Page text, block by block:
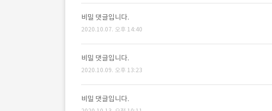
비밀 댓글입니다.
2020.10.07. 오후 14:40
비밀 댓글입니다.
2020.10.09. 오후 13:23
비밀 댓글입니다.